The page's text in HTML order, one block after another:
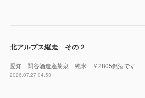
北アルプス縦走 その２
愛知 関谷酒造蓬莱泉 純米 ￥2805銘酒です
2026.07.27 04:53